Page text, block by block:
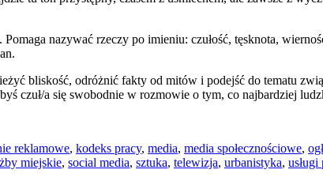
nazywać rzeczy po imieniu: czułość, tęsknota,
bliskość, odróżnić fakty od mitów i podejść do tematu
czuł/a się swobodnie w rozmowie o tym, co najbardziej
reklamowe, kodeks pracy, media, media społecznościowe,
miejskie, social media, sztuka, telewizja, urbanistyka,